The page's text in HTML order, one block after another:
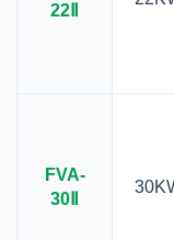
22Ⅱ
FVA-
30Ⅱ